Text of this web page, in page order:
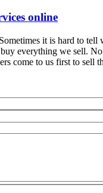
online
it is hard to
everything we sell.
come to us first to sell